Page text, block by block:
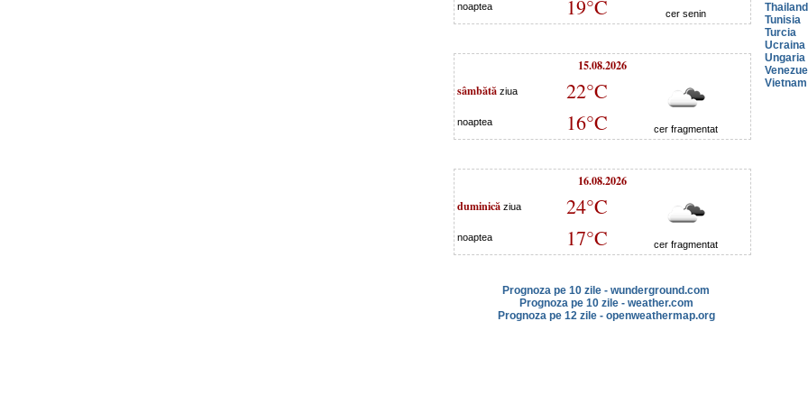
cer senin
noaptea 19°C
15.08.2026
sâmbătă ziua 22°C
cer fragmentat
noaptea 16°C
16.08.2026
duminică ziua 24°C
cer fragmentat
noaptea 17°C
Prognoza pe 10 zile - wunderground.com
Prognoza pe 10 zile - weather.com
Prognoza pe 12 zile - openweathermap.org
Tunisia
Turcia
Ucraina
Ungaria
Vietnam